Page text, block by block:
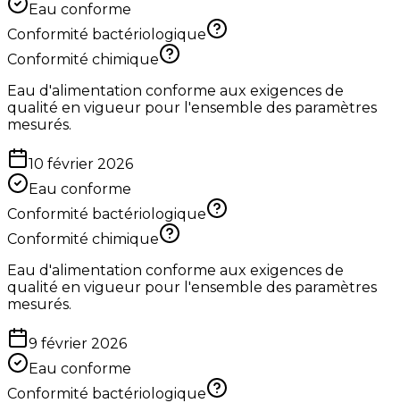
Eau conforme
Conformité bactériologique
Conformité chimique
Eau d'alimentation conforme aux exigences de
qualité en vigueur pour l'ensemble des paramètres
mesurés.
10 février 2026
Eau conforme
Conformité bactériologique
Conformité chimique
Eau d'alimentation conforme aux exigences de
qualité en vigueur pour l'ensemble des paramètres
mesurés.
9 février 2026
Eau conforme
Conformité bactériologique